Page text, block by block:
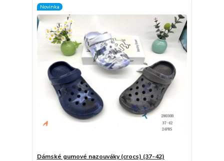
Novinka
Dámské gumové nazouváky (crocs) (37-42)